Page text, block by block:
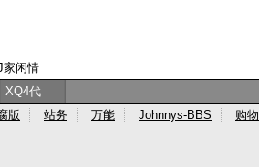
家闲情
XQ4代
版 站务 万能 Johnnys-BBS 购物